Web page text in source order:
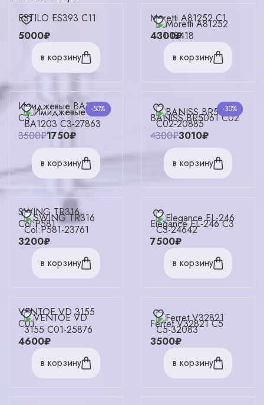
ESTILO ES393 C11
5000₽
в корзину
Moretti A81252 C1
4300₽
в корзину
-50%
Имиджевые BA1203
C3
3500₽1750₽
в корзину
-30%
BANISS BR5061 C02
4300₽3010₽
в корзину
SWING TR316
Col:P581
3200₽
в корзину
Elegance EL-246 C3
7500₽
в корзину
VENTOE VD 3155
C01
4600₽
в корзину
Ferret V32821 C5
3500₽
в корзину